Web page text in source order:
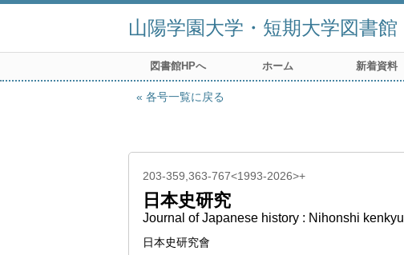
山陽学園大学・短期大学図書館
図書館HPへ ホーム 新着資料
各号一覧に戻る
203-359,363-767<1993-2026>+
日本史研究
Journal of Japanese history : Nihonshi kenkyu
日本史研究會